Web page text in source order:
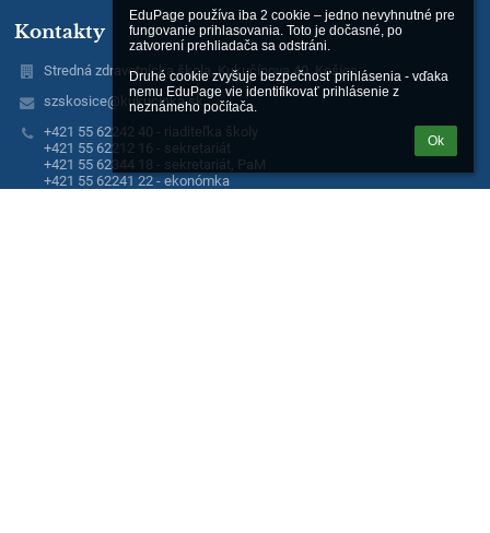
EduPage používa iba 2 cookie – jedno nevyhnutné pre
fungovanie prihlasovania. Toto je dočasné, po
zatvorení prehliadača sa odstráni.
Druhé cookie zvyšuje bezpečnosť prihlásenia - vďaka
nemu EduPage vie identifikovať prihlásenie z
neznámeho počítača.
Ok
Kontakty
Stredná zdravotnícka škola, Kukučínova 40, Košice
szskosice@kukucinka.sk
+421 55 62242 40 - riaditeľka školy
+421 55 62212 16 - sekretariát
+421 55 62344 18 - sekretariát, PaM
+421 55 62241 22 - ekonómka